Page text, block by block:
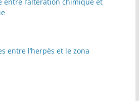
entre l’altération chimique et
entre l’herpès et le zona